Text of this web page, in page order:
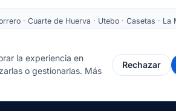
· Cuarte de Huerva · Utebo · Casetas ·
Zaragoza📞 976 565 622 ✉
2026 · Javal Informática S.L. · Tienda
la experiencia en
o gestionarlas. Más
Rechazar